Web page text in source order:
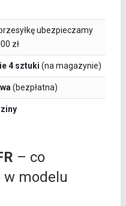
ubezpieczamy
zł
4 sztuki (na magazynie)
(bezpłatna)
– co
w modelu